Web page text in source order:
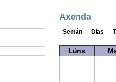
Axenda
Semán Días
Lúns